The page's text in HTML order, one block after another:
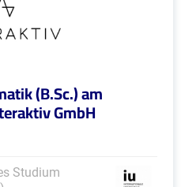
(B.Sc.) am
GmbH
Studium